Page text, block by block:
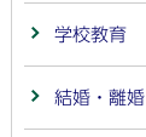
学校教育
結婚・離婚